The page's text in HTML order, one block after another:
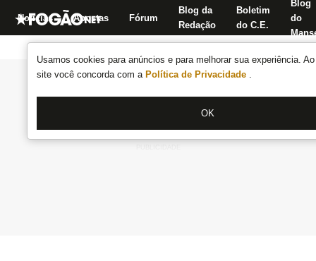
Usamos cookies para anúncios e para melhorar sua experiência.
site você concorda com a Política de Privacidade .
OK
Notícias Apostas Fórum
Blog da
Redação
Boletim
do C.E.
Blog
do